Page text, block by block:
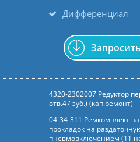
Дифференциал
4320-2302007 Редуктор
отв.47 зуб.) (кап.ремонт)
04-34-311 Ремкомплект
прокладок на
пневмовключением (11